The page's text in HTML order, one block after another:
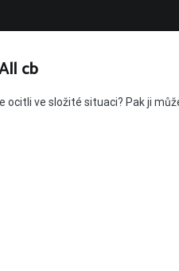
cb
ve složité situaci? Pak ji